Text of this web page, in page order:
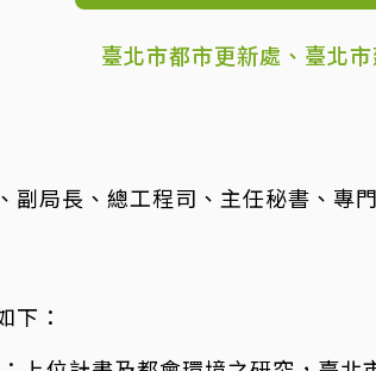
臺北市都市更新處、臺北
副局長、總工程司、主任秘書、專
下：